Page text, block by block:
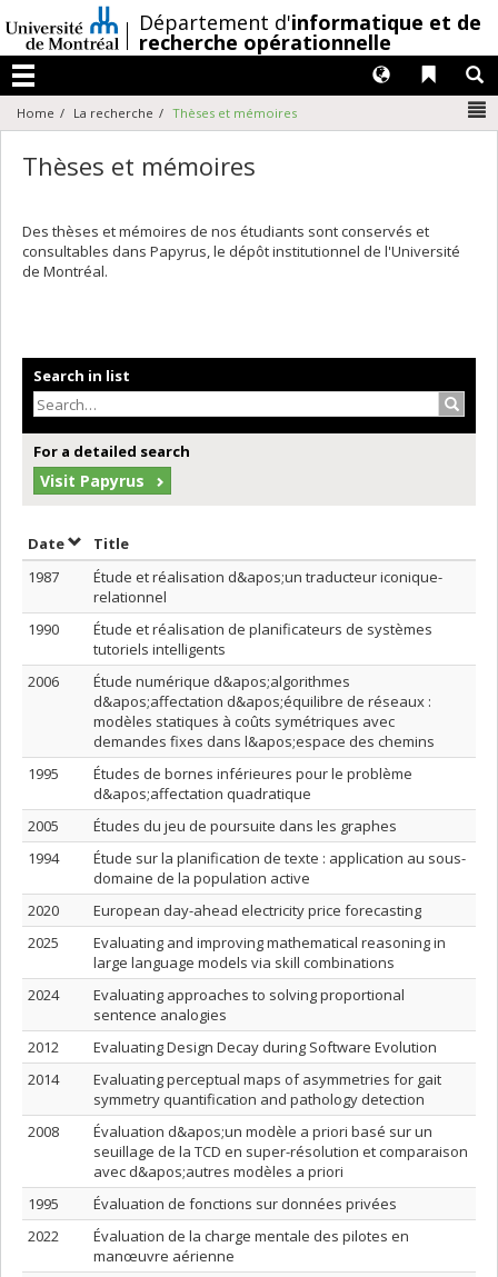
au
contenu
/Département d'informatique et de
recherche opérationnelle
Menu
Liens
Langues
Home La recherche Thèses et mémoires
Thèses et mémoires
Des thèses et mémoires de nos étudiants sont conservés et
consultables dans Papyrus, le dépôt institutionnel de l'Université
de Montréal.
Search in list
For a detailed search
Visit Papyrus
DateSort by date in ascending order
Title
1987
Étude et réalisation d&apos;un traducteur iconique-
relationnel
1990
Étude et réalisation de planificateurs de systèmes
tutoriels intelligents
2006
Étude numérique d&apos;algorithmes
d&apos;affectation d&apos;équilibre de réseaux :
modèles statiques à coûts symétriques avec
demandes fixes dans l&apos;espace des chemins
1995
Études de bornes inférieures pour le problème
d&apos;affectation quadratique
2005
Études du jeu de poursuite dans les graphes
1994
Étude sur la planification de texte : application au sous-
domaine de la population active
2020
European day-ahead electricity price forecasting
2025
Evaluating and improving mathematical reasoning in
large language models via skill combinations
2024
Evaluating approaches to solving proportional
sentence analogies
2012
Evaluating Design Decay during Software Evolution
2014
Evaluating perceptual maps of asymmetries for gait
symmetry quantification and pathology detection
2008
Évaluation d&apos;un modèle a priori basé sur un
seuillage de la TCD en super-résolution et comparaison
avec d&apos;autres modèles a priori
1995
Évaluation de fonctions sur données privées
2022
Évaluation de la charge mentale des pilotes en
manœuvre aérienne